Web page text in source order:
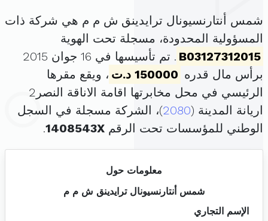
شمس أنتارنسيونال ترايدينق ش م م هي شركة ذات
المسؤولية المحدودة، مسجلة تحت الهوية
B03127312015
. تم تأسيسها في 16 جوان 2015
برأس مال قدره 150000 د.ت
، ويقع مقرها
الرئيسي في محل مخابرتها اقامة الاناقة النصر2
اريانة المدينة (2080)، الشركة مسجلة في السجل
الوطني للمؤسسات تحت الرقم 1408543X
.
معلومات حول
شمس أنتارنسيونال ترايدينق ش م م
الإسم التجاري